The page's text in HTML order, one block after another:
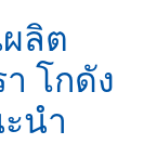
ลิต
โกดัง
นำ